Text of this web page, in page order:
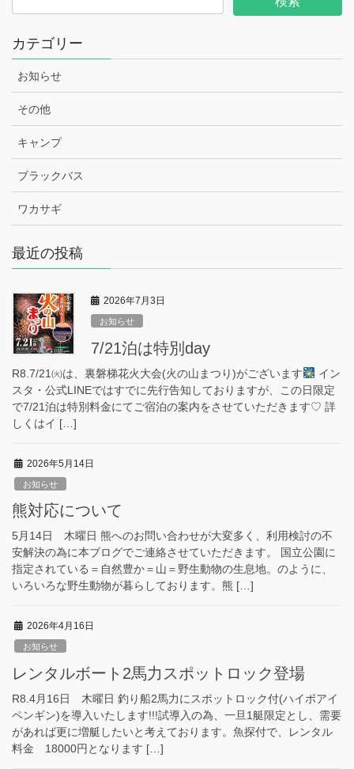
カテゴリー
お知らせ
その他
キャンプ
ブラックバス
ワカサギ
最近の投稿
2026年7月3日
お知らせ
7/21泊は特別day
R8.7/21㈫は、裏磐梯花火大会(火の山まつり)がございます
イン
スタ・公式LINEではすでに先行告知しておりますが、この日限定
で7/21泊は特別料金にてご宿泊の案内をさせていただきます♡ 詳
しくはイ […]
2026年5月14日
お知らせ
熊対応について
5月14日 木曜日 熊へのお問い合わせが大変多く、利用検討の不
安解決の為に本ブログでご連絡させていただきます。 国立公園に
指定されている＝自然豊か＝山＝野生動物の生息地。のように、
いろいろな野生動物が暮らしております。熊 […]
2026年4月16日
お知らせ
レンタルボート2馬力スポットロック登場
R8.4月16日 木曜日 釣り船2馬力にスポットロック付(ハイボアイ
ペンギン)を導入いたします!!!試導入の為、一旦1艇限定とし、需要
があれば更に増艇したいと考えております。魚探付で、レンタル
料金 18000円となります […]